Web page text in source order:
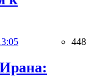
448